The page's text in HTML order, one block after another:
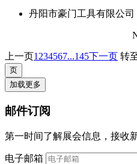
丹阳市豪门工具有限公司
上一页1 234567...145下一页 转
加载更多
邮件订阅
第一时间了解展会信息，接收
电子邮箱